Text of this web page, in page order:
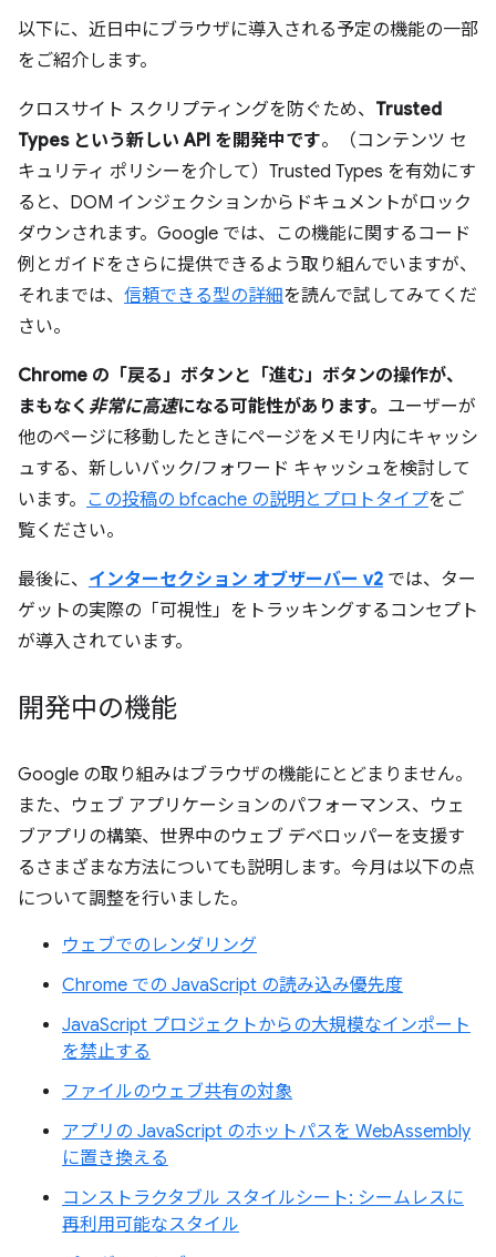
以下に、近日中にブラウザに導入される予定の機能の一部
をご紹介します。
クロスサイト スクリプティングを防ぐため、 Trusted
Types という新しい API を開発中です。（コンテンツ セ
キュリティ ポリシーを介して）Trusted Types を有効にす
ると、DOM インジェクションからドキュメントがロック
ダウンされます。Google では、この機能に関するコード
例とガイドをさらに提供できるよう取り組んでいますが、
それまでは、 信頼できる型の詳細を読んで試してみてくだ
さい。
Chrome の「戻る」ボタンと「進む」ボタンの操作が、
まもなく 非常に高速になる可能性があります。 ユーザーが
他のページに移動したときにページをメモリ内にキャッシ
ュする、新しいバック/フォワード キャッシュを検討して
います。 この投稿の bfcache の説明とプロトタイプをご
覧ください。
最後に、 インターセクション オブザーバー v2 では、ター
ゲットの実際の「可視性」をトラッキングするコンセプト
が導入されています。
開発中の機能
Google の取り組みはブラウザの機能にとどまりません。
また、ウェブ アプリケーションのパフォーマンス、ウェ
ブアプリの構築、世界中のウェブ デベロッパーを支援す
るさまざまな方法についても説明します。今月は以下の点
について調整を行いました。
ウェブでのレンダリング
Chrome での JavaScript の読み込み優先度
JavaScript プロジェクトからの大規模なインポート
を禁止する
ファイルのウェブ共有の対象
アプリの JavaScript のホットパスを WebAssembly
に置き換える
コンストラクタブル スタイルシート: シームレスに
再利用可能なスタイル